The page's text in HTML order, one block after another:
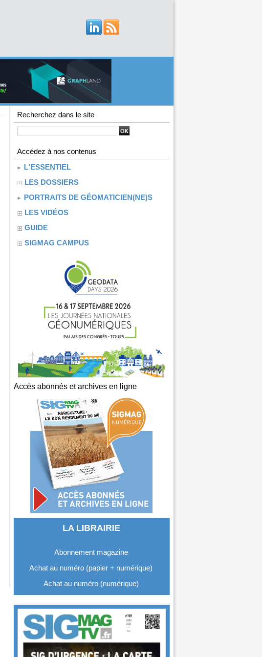
Recherchez dans le site
Accédez à nos contenus
L'ESSENTIEL
LES DOSSIERS
PORTRAITS DE GÉOMATICIEN(NE)S
LES VIDÉOS
GUIDE
SIGMAG CAMPUS
Accès abonnés et archives en ligne
LA LIBRAIRIE
Abonnement magazine
Achat au numéro (papier + numérique)
Achat au numéro (numérique)